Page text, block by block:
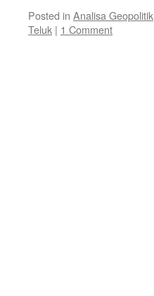
Posted in Analisa Geopolitik
Teluk | 1 Comment